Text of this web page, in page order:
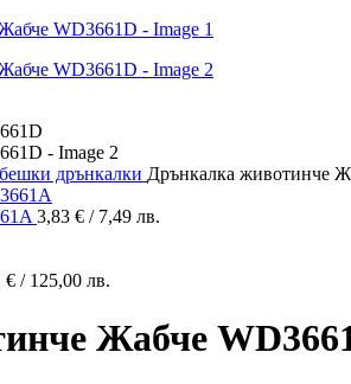
дрънкалки Дрънкалка животинче
3,83 € / 7,49 лв.
€ / 125,00 лв.
Жабче